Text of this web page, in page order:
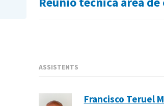
ASSISTENTS
Francisco Teruel